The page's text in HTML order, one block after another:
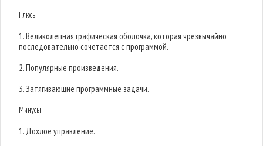
Плюсы:
1. Великолепная графическая оболочка, которая чрезвычайно
последовательно сочетается с программой.
2. Популярные произведения.
3. Затягивающие программные задачи.
Минусы:
1. Дохлое управление.